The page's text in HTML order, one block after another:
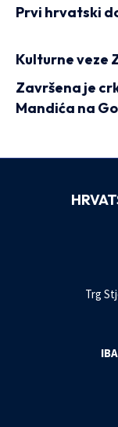
Prvi hrvatski
Kulturne veze
Završena je
Mandića na
Trg